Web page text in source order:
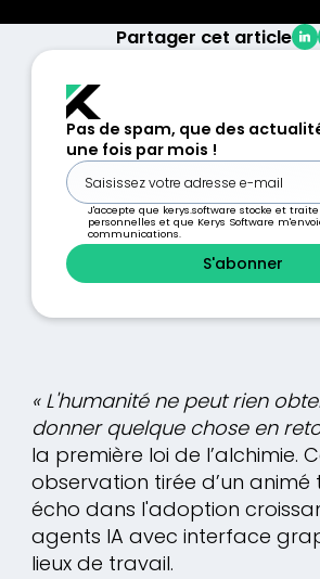
Partager cet article
Pas de spam, que des
une fois par mois !
J'accepte que kerys.software stocke et
personnelles et que Kerys Software
communications.
« L'humanité ne peut rien
donner quelque chose en
la première loi de l’alchimie.
observation tirée d’un animé
écho dans l'adoption
agents IA avec interface
lieux de travail.